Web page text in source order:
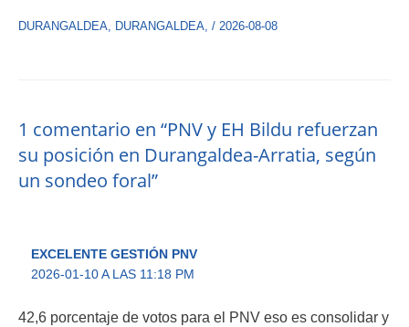
DURANGALDEA DURANGALDEA / 2026-08-08
1 comentario en “PNV y EH Bildu refuerzan
su posición en Durangaldea-Arratia, según
un sondeo foral”
EXCELENTE GESTIÓN PNV
2026-01-10 A LAS 11:18 PM
42,6 porcentaje de votos para el PNV eso es consolidar y